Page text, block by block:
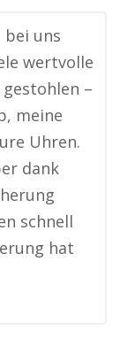
bei uns
wertvolle
–
meine
Uhren.
dank
schnell
hat